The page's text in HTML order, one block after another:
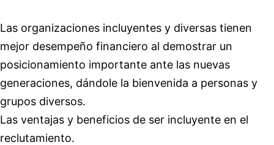
Las organizaciones incluyentes y diversas tienen
mejor desempeño financiero al demostrar un
posicionamiento importante ante las nuevas
generaciones, dándole la bienvenida a personas y
grupos diversos.
Las ventajas y beneficios de ser incluyente en el
reclutamiento.